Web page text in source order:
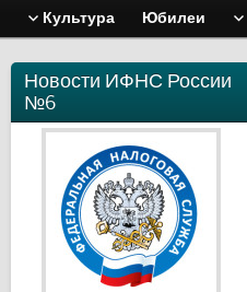
Культура Юбилеи
Новости ИФНС России
№6